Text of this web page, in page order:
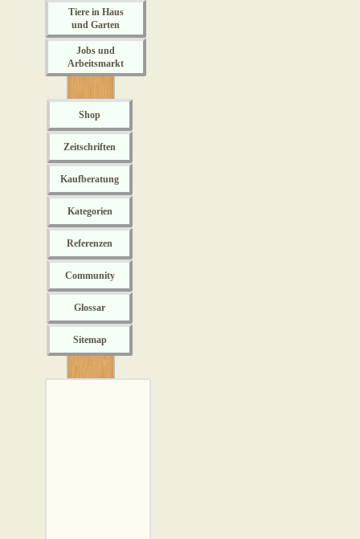
Tiere in Haus
und Garten
Jobs und
Arbeitsmarkt
Shop
Zeitschriften
Kaufberatung
Kategorien
Referenzen
Community
Glossar
Sitemap